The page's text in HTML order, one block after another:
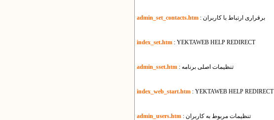
admin_set_contacts.htm : برقراری ارتباط با کاربران
index_set.htm : YEKTAWEB HELP REDIRECT
admin_sset.htm : تنظیمات اصلی برنامه
index_web_start.htm : YEKTAWEB HELP REDIRECT
admin_users.htm : تنظیمات مربوط به کاربران